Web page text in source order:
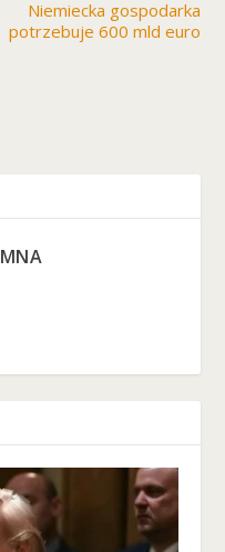
Niemiecka gospodarka
potrzebuje 600 mld euro
MNA